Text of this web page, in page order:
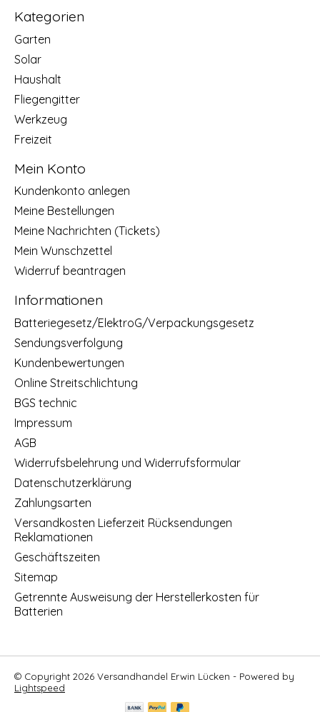
Kategorien
Garten
Solar
Haushalt
Fliegengitter
Werkzeug
Freizeit
Mein Konto
Kundenkonto anlegen
Meine Bestellungen
Meine Nachrichten (Tickets)
Mein Wunschzettel
Widerruf beantragen
Informationen
Batteriegesetz/ElektroG/Verpackungsgesetz
Sendungsverfolgung
Kundenbewertungen
Online Streitschlichtung
BGS technic
Impressum
AGB
Widerrufsbelehrung und Widerrufsformular
Datenschutzerklärung
Zahlungsarten
Versandkosten Lieferzeit Rücksendungen
Reklamationen
Geschäftszeiten
Sitemap
Getrennte Ausweisung der Herstellerkosten für
Batterien
© Copyright 2026 Versandhandel Erwin Lücken - Powered by
Lightspeed